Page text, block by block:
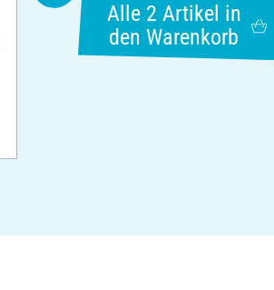
Alle 2 Artikel in
den Warenkorb